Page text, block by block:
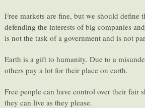
Free markets are fine, but we should define
defending the interests of big companies
is not the task of a government and is not
Earth is a gift to humanity. Due to a
others pay a lot for their place on earth.
Free people can have control over their fair
they can live as they please.